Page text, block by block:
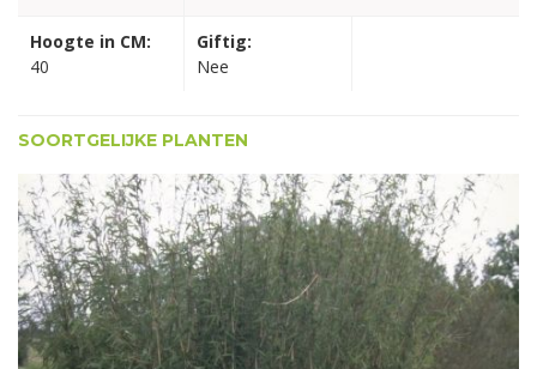
Hoogte in CM:
40
Giftig:
Nee
SOORTGELIJKE PLANTEN